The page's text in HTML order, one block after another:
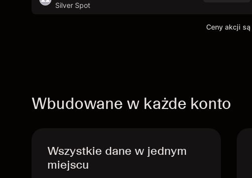
Silver Spot
Ceny akcji
Wbudowane w każde konto
Wszystkie dane w jednym
miejscu